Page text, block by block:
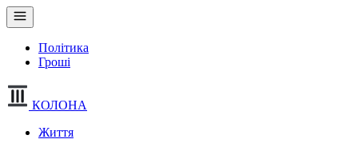
Політика
Гроші
КОЛОНА
Життя